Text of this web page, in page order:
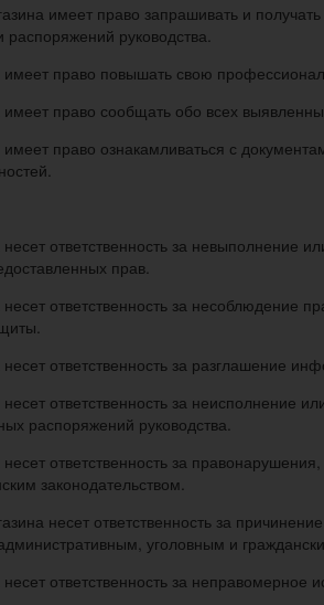
имеет право запрашивать и
распоряжений руководства.
имеет право повышать свою
право сообщать обо всех
право ознакамливаться с
ответственность за невыполнение
прав.
ответственность за несоблюдение
ответственность за разглашение
ответственность за неисполнение
распоряжений руководства.
ответственность за
законодательством.
несет ответственность за
уголовным и
ответственность за